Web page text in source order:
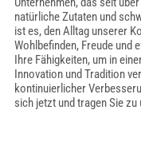
natürliche Zutaten und
ist es, den Alltag unserer
Wohlbefinden, Freude und
Ihre Fähigkeiten, um in
Innovation und Tradition
kontinuierlicher
sich jetzt und tragen Sie